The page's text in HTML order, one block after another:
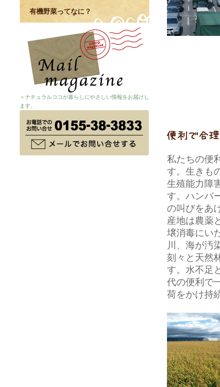
有機野菜ってなに？
＞ナチュラルココが暮らしにやさしい情報をお届けし
ます。
私たちの便
す。生きも
生殖能力障
す。 ハンバ
の叫びをあ
産地は農薬
壌消毒にい
川、海が汚
刻々と天然
す。水不足
代の便利で
荷をかけ持